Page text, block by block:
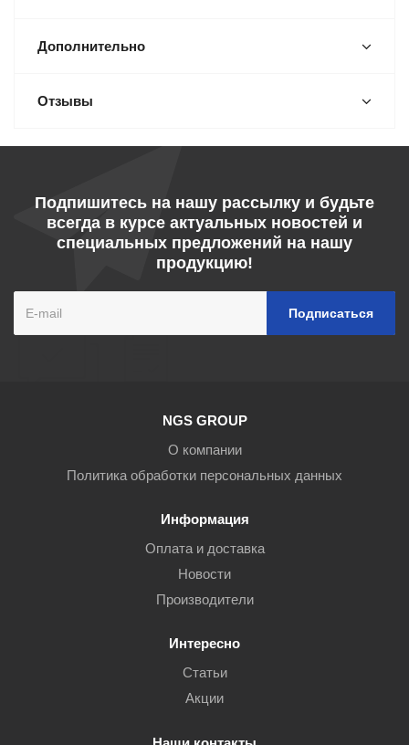
Дополнительно
Отзывы
Подпишитесь на нашу рассылку и будьте
всегда в курсе актуальных новостей и
специальных предложений на нашу
продукцию!
NGS GROUP
О компании
Политика обработки персональных данных
Информация
Оплата и доставка
Новости
Производители
Интересно
Статьи
Акции